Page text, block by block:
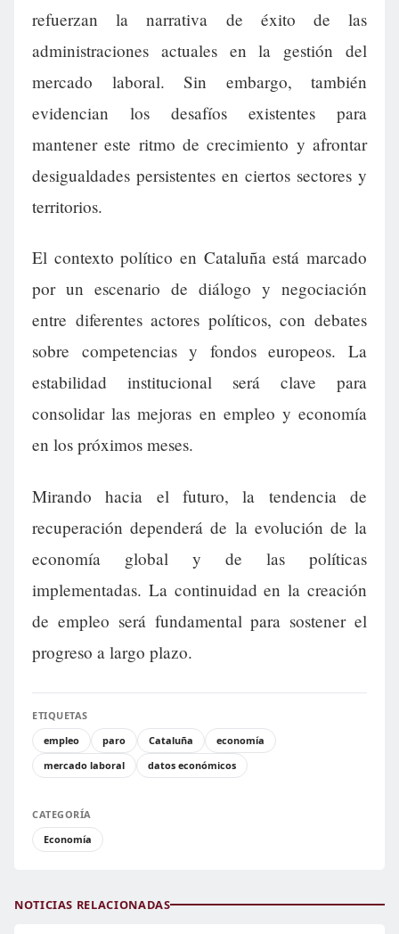
refuerzan la narrativa de éxito de las
administraciones actuales en la gestión del
mercado laboral. Sin embargo, también
evidencian los desafíos existentes para
mantener este ritmo de crecimiento y afrontar
desigualdades persistentes en ciertos sectores y
territorios.
El contexto político en Cataluña está marcado
por un escenario de diálogo y negociación
entre diferentes actores políticos, con debates
sobre competencias y fondos europeos. La
estabilidad institucional será clave para
consolidar las mejoras en empleo y economía
en los próximos meses.
Mirando hacia el futuro, la tendencia de
recuperación dependerá de la evolución de la
economía global y de las políticas
implementadas. La continuidad en la creación
de empleo será fundamental para sostener el
progreso a largo plazo.
ETIQUETAS
empleo
paro Cataluña
economía
mercado laboral
datos económicos
CATEGORÍA
Economía
NOTICIAS RELACIONADAS